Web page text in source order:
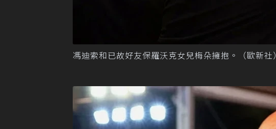
馮迪索和已故好友保羅沃克女兒梅朵擁抱。（歐新社）